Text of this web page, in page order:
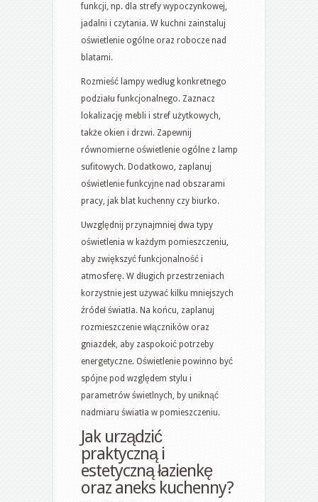
funkcji, np. dla strefy wypoczynkowej,
jadalni i czytania. W kuchni zainstaluj
oświetlenie ogólne oraz robocze nad
blatami.
Rozmieść lampy według konkretnego
podziału funkcjonalnego. Zaznacz
lokalizację mebli i stref użytkowych,
także okien i drzwi. Zapewnij
równomierne oświetlenie ogólne z lamp
sufitowych. Dodatkowo, zaplanuj
oświetlenie funkcyjne nad obszarami
pracy, jak blat kuchenny czy biurko.
Uwzględnij przynajmniej dwa typy
oświetlenia w każdym pomieszczeniu,
aby zwiększyć funkcjonalność i
atmosferę. W długich przestrzeniach
korzystnie jest używać kilku mniejszych
źródeł światła. Na końcu, zaplanuj
rozmieszczenie włączników oraz
gniazdek, aby zaspokoić potrzeby
energetyczne. Oświetlenie powinno być
spójne pod względem stylu i
parametrów świetlnych, by uniknąć
nadmiaru światła w pomieszczeniu.
Jak urządzić
praktyczną i
estetyczną łazienkę
oraz aneks kuchenny?